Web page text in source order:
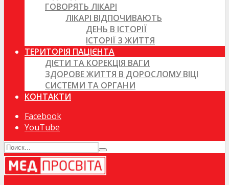
ГОВОРЯТЬ ЛІКАРІ
ЛІКАРІ ВІДПОЧИВАЮТЬ
ДЕНЬ В ІСТОРІЇ
ІСТОРІЇ З ЖИТТЯ
ТЕРИТОРІЯ ПАЦІЄНТА
ДІЄТИ ТА КОРЕКЦІЯ ВАГИ
ЗДОРОВЕ ЖИТТЯ В ДОРОСЛОМУ ВІЦІ
СИСТЕМИ ТА ОРГАНИ
КОНТАКТИ
Facebook
YouTube